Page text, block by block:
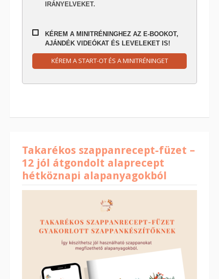
IRÁNYELVEKET.
KÉREM A MINITRÉNINGHEZ AZ E-BOOKOT,
AJÁNDÉK VIDEÓKAT ÉS LEVELEKET IS!
KÉREM A START-OT ÉS A MINITRÉNINGET
Takarékos szappanrecept-füzet –
12 jól átgondolt alaprecept
hétköznapi alapanyagokból